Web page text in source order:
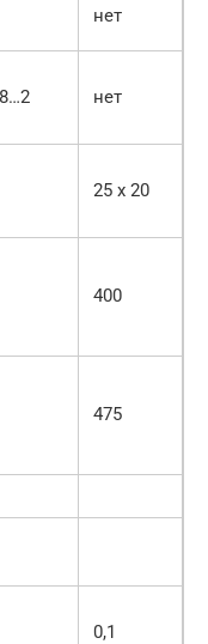
нет
нет
25 х 20
400
475
0,1